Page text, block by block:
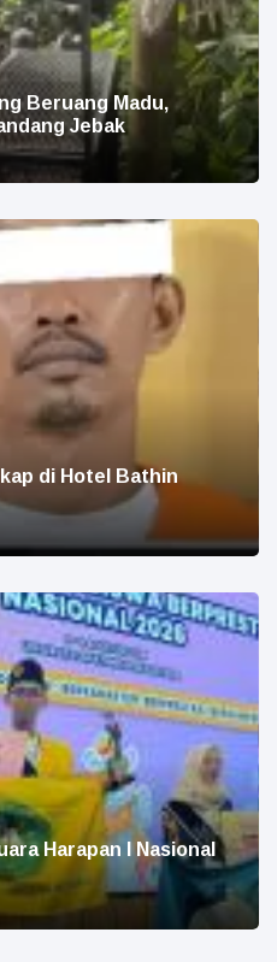
Beruang Madu,
Jebak
di Hotel Bathin
Harapan I Nasional